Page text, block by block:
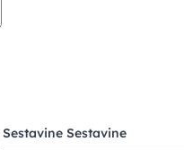
Sestavine Sestavine